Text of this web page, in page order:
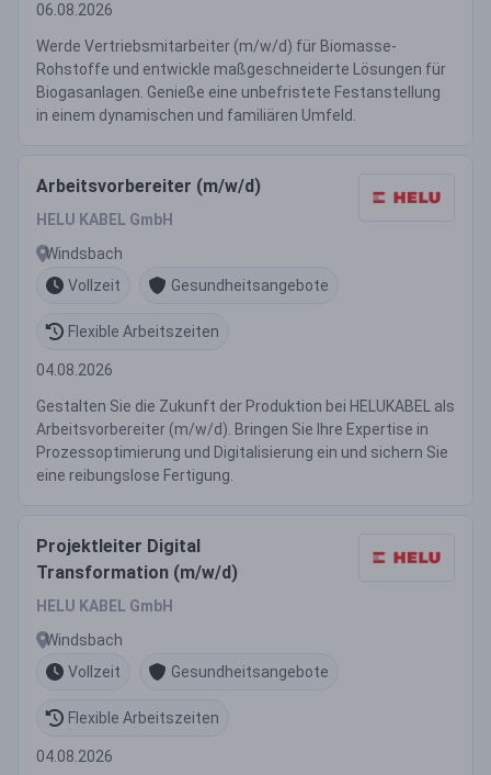
06.08.2026
Werde Vertriebsmitarbeiter (m/w/d) für Biomasse-
Rohstoffe und entwickle maßgeschneiderte Lösungen für
Biogasanlagen. Genieße eine unbefristete Festanstellung
in einem dynamischen und familiären Umfeld.
Arbeitsvorbereiter (m/w/d)
HELU KABEL GmbH
Windsbach
Vollzeit
Gesundheitsangebote
Flexible Arbeitszeiten
04.08.2026
Gestalten Sie die Zukunft der Produktion bei HELUKABEL als
Arbeitsvorbereiter (m/w/d). Bringen Sie Ihre Expertise in
Prozessoptimierung und Digitalisierung ein und sichern Sie
eine reibungslose Fertigung.
Projektleiter Digital
Transformation (m/w/d)
HELU KABEL GmbH
Windsbach
Vollzeit
Gesundheitsangebote
Flexible Arbeitszeiten
04.08.2026